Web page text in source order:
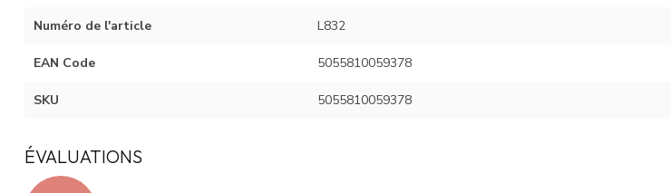
Numéro de l'article L832
EAN Code 5055810059378
SKU 5055810059378
ÉVALUATIONS